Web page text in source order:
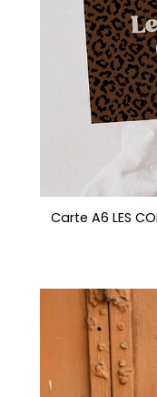
Carte A6 LES